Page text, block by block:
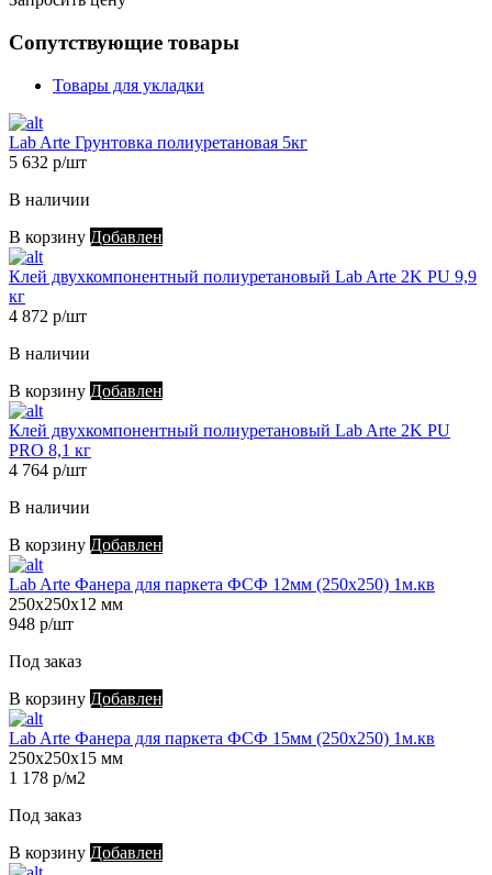
Сопутствующие товары
Товары для укладки
Lab Arte Грунтовка полиуретановая 5кг
5 632 р/шт
В наличии
В корзину Добавлен
Клей двухкомпонентный полиуретановый Lab Arte 2K PU 9,9
кг
4 872 р/шт
В наличии
В корзину Добавлен
Клей двухкомпонентный полиуретановый Lab Arte 2K PU
PRO 8,1 кг
4 764 р/шт
В наличии
В корзину Добавлен
Lab Arte Фанера для паркета ФСФ 12мм (250х250) 1м.кв
250х250х12 мм
948 р/шт
Под заказ
В корзину Добавлен
Lab Arte Фанера для паркета ФСФ 15мм (250х250) 1м.кв
250х250х15 мм
1 178 р/м2
Под заказ
В корзину Добавлен